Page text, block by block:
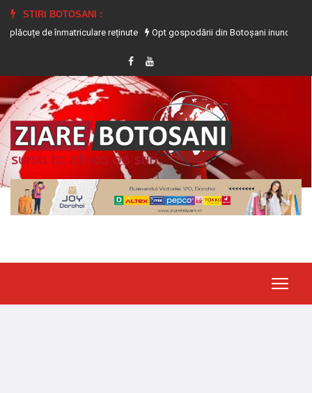
STIRI BOTOSANI :
înmatriculare reținute
Opt gospodării din Botoșani inundate în urma